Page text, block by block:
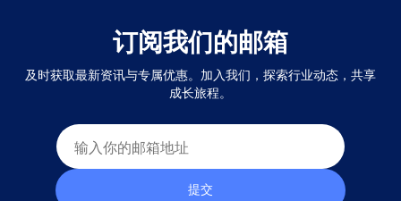
订阅我们的邮箱
及时获取最新资讯与专属优惠。加入我们，探索行业动态，共享
成长旅程。
提交